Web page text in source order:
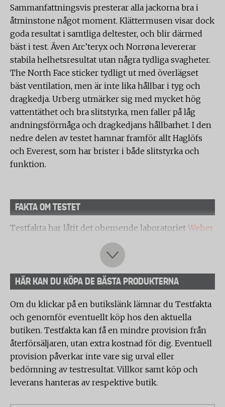
Sammanfattningsvis presterar alla jackorna bra i
åtminstone något moment. Klättermusen visar dock
goda resultat i samtliga deltester, och blir därmed
bäst i test. Även Arc’teryx och Norrøna levererar
stabila helhetsresultat utan några tydliga svagheter.
The North Face sticker tydligt ut med överlägset
bäst ventilation, men är inte lika hållbar i tyg och
dragkedja. Urberg utmärker sig med mycket hög
vattentäthet och bra slitstyrka, men faller på låg
andningsförmåga och dragkedjans hållbarhet. I den
nedre delen av testet hamnar framför allt Haglöfs
och Everest, som har brister i både slitstyrka och
funktion.
FAKTA OM TESTET
Testfakta har låtit det oberoende laboratoriet Weber
testa 9 skaljackor. Testet omfattar både
tekniska mätningar och praktiska användartester
för att bedöma produkternas prestanda och
användarvänlighet.
Följande skaljackor har testats av laboratoriet
vid samma tillfälle:
• Haglöfs L.I.M Airak GTX Jacket Men
• Klättermusen Allgrön 2.0
• Arc’teryx Beta AR Jacket
• Norrøna trollveggen Gore-Tex Pro light Jacket
• Everest m 3l venture jacket
HÄR KAN DU KÖPA DE BÄSTA PRODUKTERNA
Om du klickar på en butikslänk lämnar du Testfakta
och genomför eventuellt köp hos den aktuella
butiken. Testfakta kan få en mindre provision från
återförsäljaren, utan extra kostnad för dig. Eventuell
provision påverkar inte vare sig urval eller
bedömning av testresultat. Villkor samt köp och
leverans hanteras av respektive butik.